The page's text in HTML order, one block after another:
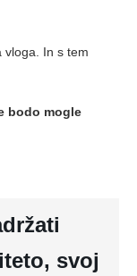
vloga. In s tem
bodo mogle
svoj